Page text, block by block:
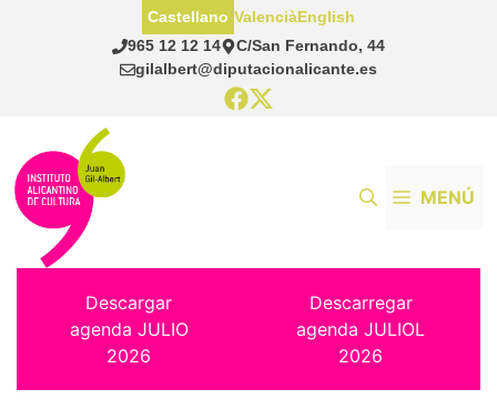
965 12 12 14
C/San Fernando, 44
gilalbert@diputacionalicante.es
Castellano ValenciàEnglish
MENÚ
Descargar
agenda JULIO
2026
Descarregar
agenda JULIOL
2026